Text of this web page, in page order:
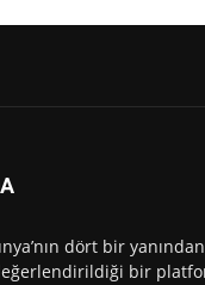
dört bir
bir